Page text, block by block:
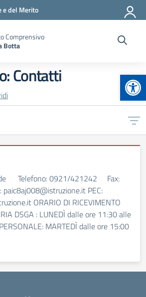
e del Merito
Comprensivo
Botta
Contatti
Telefono: 0921/421242 Fax:
PEC:
ORARIO DI RICEVIMENTO
DSGA : LUNEDÌ dalle ore 11:30 alle
MARTEDÌ dalle ore 15:00